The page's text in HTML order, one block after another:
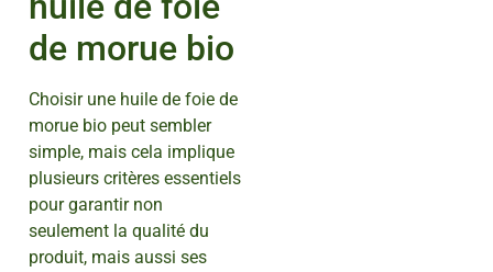
de morue bio
Choisir une huile de foie de
morue bio peut sembler
simple, mais cela implique
plusieurs critères essentiels
pour garantir non
seulement la qualité du
produit, mais aussi ses